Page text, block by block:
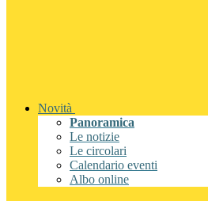
Novità
Panoramica
Le notizie
Le circolari
Calendario eventi
Albo online